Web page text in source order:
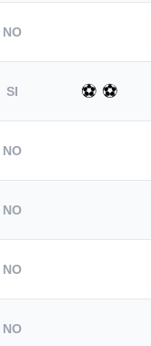
NO
SI ⚽ ⚽
NO
NO
NO
NO